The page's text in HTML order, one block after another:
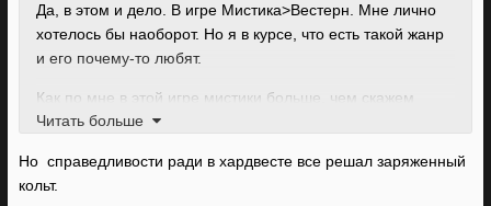
Да, в этом и дело. В игре Мистика>Вестерн. Мне лично
хотелось бы наоборот. Но я в курсе, что есть такой жанр
и его почему-то любят.
Как по мне в этой игре мистики больше, чем скажем
магии в фентези сетинге. То есть совершенно ВСЕ
чаще всего решается просто мечем/дипломатией /
интригами и т.д. Совершенно обычными вещами. Что
Читать больше
Но справедливости ради в хардвесте все решал заряженный
кольт.